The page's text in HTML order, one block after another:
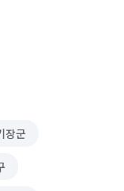
장군